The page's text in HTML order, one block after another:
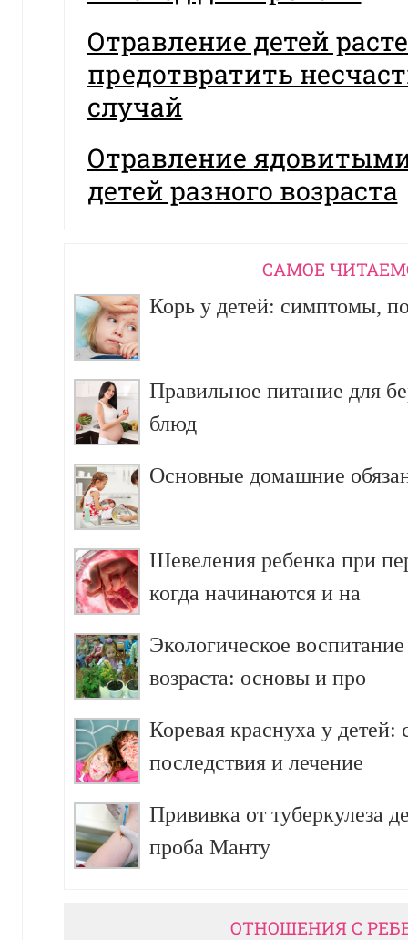
Отравление детей
предотвратить
случай
Отравление
детей разного возраста
CАМОЕ
Корь у детей: симптомы,
Правильное питание для
блюд
Основные домашние
Шевеления ребенка при
когда начинаются и на
Экологическое
возраста: основы и про
Коревая краснуха у
последствия и лечение
Прививка от туберкулеза
проба Манту
ОТНОШЕНИЯ С